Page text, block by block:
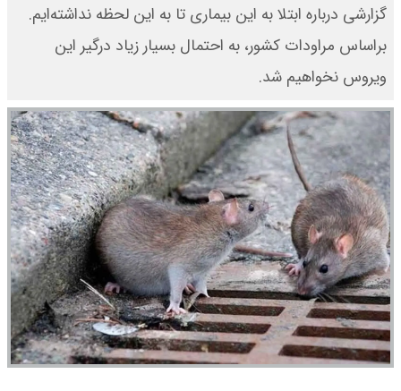
گزارشی درباره ابتلا به این بیماری تا به این لحظه نداشته‌ایم.
براساس مراودات کشور، به احتمال بسیار زیاد درگیر این
ویروس نخواهیم شد.